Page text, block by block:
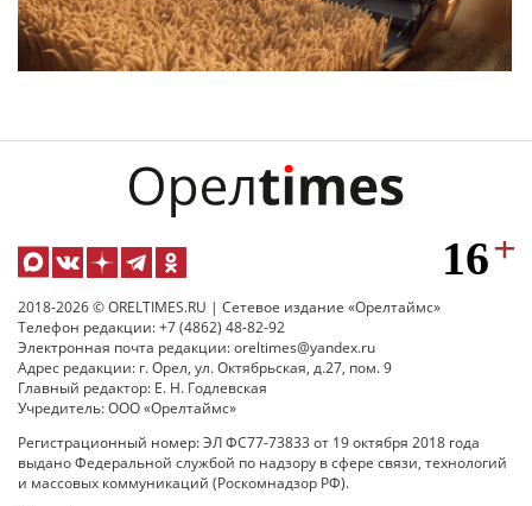
2018-2026 © ORELTIMES.RU | Сетевое издание «Орелтаймс»
Телефон редакции: +7 (4862) 48-82-92
Электронная почта редакции: oreltimes@yandex.ru
Адрес редакции: г. Орел, ул. Октябрьская, д.27, пом. 9
Главный редактор: Е. Н. Годлевская
Учредитель: ООО «Орелтаймс»
Регистрационный номер: ЭЛ ФС77-73833 от 19 октября 2018 года
выдано Федеральной службой по надзору в сфере связи, технологий
и массовых коммуникаций (Роскомнадзор РФ).